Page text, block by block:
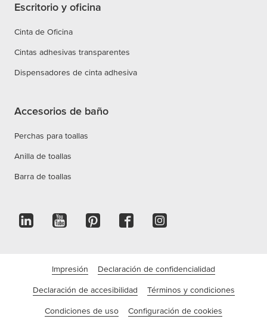
Escritorio y oficina
Cinta de Oficina
Cintas adhesivas transparentes
Dispensadores de cinta adhesiva
Accesorios de baño
Perchas para toallas
Anilla de toallas
Barra de toallas
Impresión Declaración de confidencialidad
Declaración de accesibilidad Términos y condiciones
Condiciones de uso Configuración de cookies